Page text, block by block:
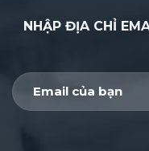
NHẬP ĐỊA CHỈ